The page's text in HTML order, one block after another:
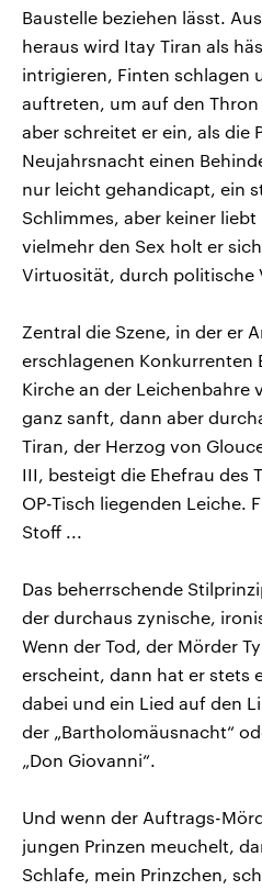
Baustelle beziehen lässt.
heraus wird Itay Tiran als
intrigieren, Finten schlagen
auftreten, um auf den
aber schreitet er ein, als die
Neujahrsnacht einen
nur leicht gehandicapt, ein
Schlimmes, aber keiner
vielmehr den Sex holt er
Virtuosität, durch politische
Zentral die Szene, in der er
erschlagenen Konkurrenten
Kirche an der Leichenbahre
ganz sanft, dann aber
Tiran, der Herzog von
III, besteigt die Ehefrau des
OP-Tisch liegenden Leiche.
Stoff ...
Das beherrschende
der durchaus zynische,
Wenn der Tod, der Mörder
erscheint, dann hat er stets
dabei und ein Lied auf den
der „Bartholomäusnacht“
„Don Giovanni“.
Und wenn der Auftrags-
jungen Prinzen meuchelt,
Schlafe, mein Prinzchen,